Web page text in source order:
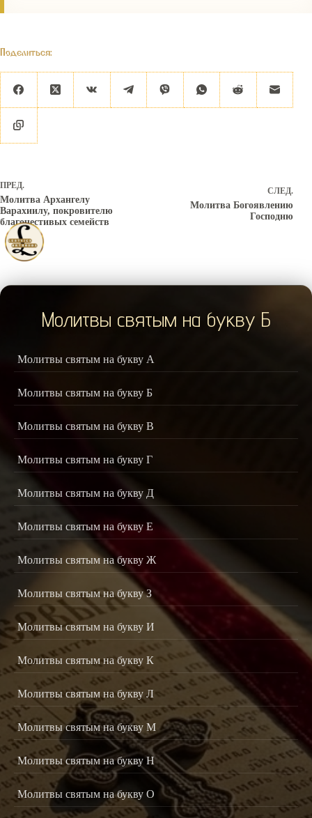
Поделиться:
ПРЕД.
Молитва Архангелу
Варахиилу, покровителю
благочестивых семейств
СЛЕД.
Молитва Богоявлению
Господню
Молитвы святым на букву Б
Молитвы святым на букву А
Молитвы святым на букву Б
Молитвы святым на букву В
Молитвы святым на букву Г
Молитвы святым на букву Д
Молитвы святым на букву Е
Молитвы святым на букву Ж
Молитвы святым на букву З
Молитвы святым на букву И
Молитвы святым на букву К
Молитвы святым на букву Л
Молитвы святым на букву М
Молитвы святым на букву Н
Молитвы святым на букву О